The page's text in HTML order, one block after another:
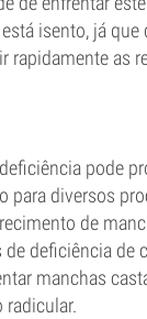
isento, já que
rapidamente as
pode
para diversos
de
deficiência de
manchas
radicular.